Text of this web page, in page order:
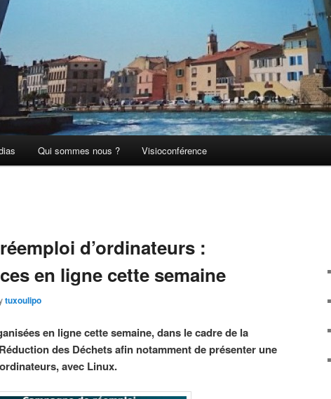
Qui sommes nous ? Visioconférence
d’ordinateurs :
en ligne cette semaine
tuxoulipo
en ligne cette semaine, dans le cadre de la
des Déchets afin notamment de présenter une
avec Linux.